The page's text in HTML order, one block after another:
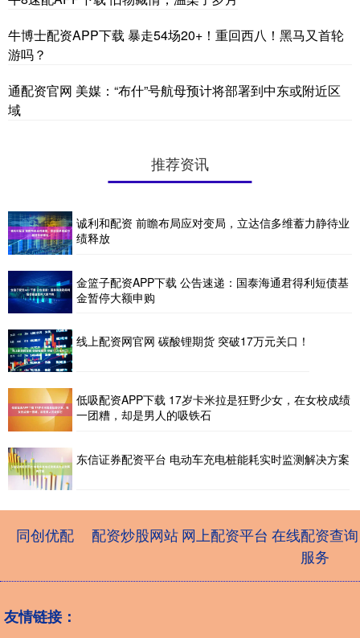
牛博士配资APP下载 暴走54场20+！重回西八！黑马又首轮
游吗？
通配资官网 美媒：“布什”号航母预计将部署到中东或附近区
域
推荐资讯
诚利和配资 前瞻布局应对变局，立达信多维蓄力静待业
绩释放
金篮子配资APP下载 公告速递：国泰海通君得利短债基
金暂停大额申购
线上配资网官网 碳酸锂期货 突破17万元关口！
低吸配资APP下载 17岁卡米拉是狂野少女，在女校成绩
一团糟，却是男人的吸铁石
东信证券配资平台 电动车充电桩能耗实时监测解决方案
同创优配 配资炒股网站网上配资平台 在线配资查询
服务
友情链接：